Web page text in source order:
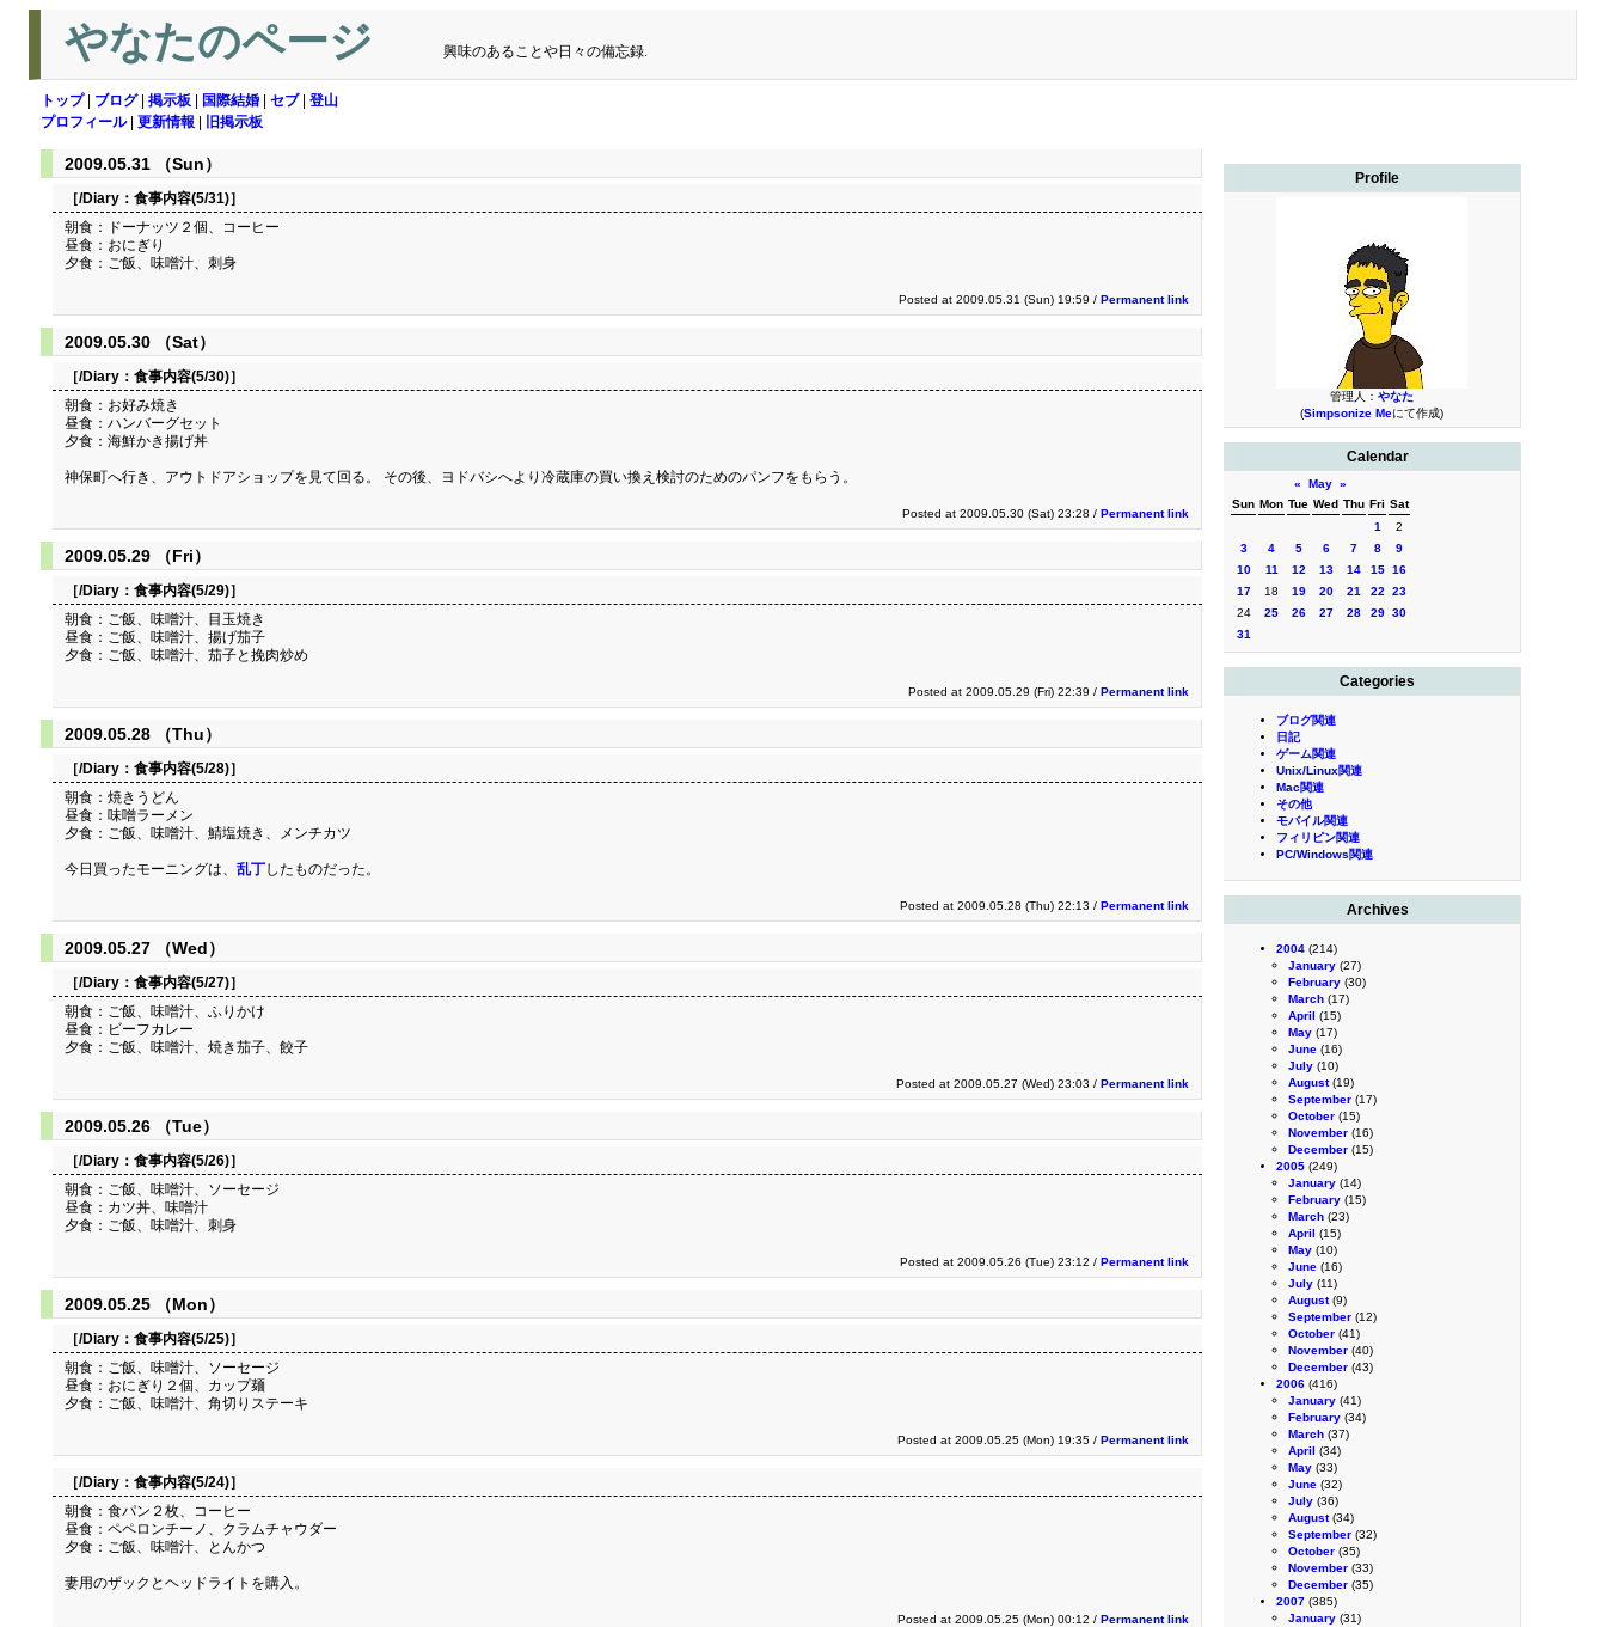
やなたのページ 興味のあることや日々の備忘録.
トップ| ブログ| 掲示板 国際結婚 セブ| 登山
プロフィール| 更新情報 旧掲示板
Profile
管理人： やなた
(Simpsonize Meにて作成)
Calendar
« May »
Sun Mon Tue Wed Thu Fri Sat
1
2
3
4 5 6 7 8
9
10
11 12 13 14 15 16
17
18 19 20 21 22
23
24
25 26 27 28 29 30
31
Categories
ブログ関連
日記
ゲーム関連
Unix/Linux関連
Mac関連
その他
モバイル関連
フィリピン関連
PC/Windows関連
Archives
2004 (214)
January (27)
February (30)
March (17)
April (15)
May (17)
June (16)
July (10)
August(19)
September (17)
October (15)
November (16)
December (15)
2005 (249)
January (14)
February (15)
March (23)
April (15)
May (10)
June (16)
July (11)
August(9)
September (12)
October (41)
November (40)
December (43)
2006 (416)
January (41)
February (34)
March (37)
April (34)
May (33)
June (32)
July (36)
August(34)
September (32)
October (35)
November (33)
December (35)
2007 (385)
January (31)
2009.05.31 （Sun）
［/Diary： 食事内容(5/31)］
朝食：ドーナッツ２個、コーヒー
昼食：おにぎり
夕食：ご飯、味噌汁、刺身
Posted at 2009.05.31 (Sun) 19:59 / Permanent link
2009.05.30 （Sat）
［/Diary： 食事内容(5/30)］
朝食：お好み焼き
昼食：ハンバーグセット
夕食：海鮮かき揚げ丼
神保町へ行き、アウトドアショップを見て回る。 その後、ヨドバシへより冷蔵庫の買い換え検討のためのパンフをもらう。
Posted at 2009.05.30 (Sat) 23:28 / Permanent link
2009.05.29 （Fri）
［/Diary： 食事内容(5/29)］
朝食：ご飯、味噌汁、目玉焼き
昼食：ご飯、味噌汁、揚げ茄子
夕食：ご飯、味噌汁、茄子と挽肉炒め
Posted at 2009.05.29 (Fri) 22:39 / Permanent link
2009.05.28 （Thu）
［/Diary： 食事内容(5/28)］
朝食：焼きうどん
昼食：味噌ラーメン
夕食：ご飯、味噌汁、鯖塩焼き、メンチカツ
今日買ったモーニングは、 乱丁したものだった。
Posted at 2009.05.28 (Thu) 22:13 / Permanent link
2009.05.27 （Wed）
［/Diary： 食事内容(5/27)］
朝食：ご飯、味噌汁、ふりかけ
昼食：ビーフカレー
夕食：ご飯、味噌汁、焼き茄子、餃子
Posted at 2009.05.27 (Wed) 23:03 / Permanent link
2009.05.26 （Tue）
［/Diary： 食事内容(5/26)］
朝食：ご飯、味噌汁、ソーセージ
昼食：カツ丼、味噌汁
夕食：ご飯、味噌汁、刺身
Posted at 2009.05.26 (Tue) 23:12 / Permanent link
2009.05.25 （Mon）
［/Diary： 食事内容(5/25)］
朝食：ご飯、味噌汁、ソーセージ
昼食：おにぎり２個、カップ麺
夕食：ご飯、味噌汁、角切りステーキ
Posted at 2009.05.25 (Mon) 19:35 / Permanent link
［/Diary： 食事内容(5/24)］
朝食：食パン２枚、コーヒー
昼食：ペペロンチーノ、クラムチャウダー
夕食：ご飯、味噌汁、とんかつ
妻用のザックとヘッドライトを購入。
Posted at 2009.05.25 (Mon) 00:12 / Permanent link